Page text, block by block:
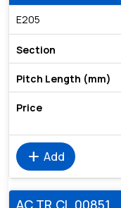
E205
add Add
AC.TR.CL.00851